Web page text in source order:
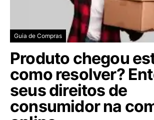
Guia de Compras
Produto chegou
como resolver?
seus direitos de
consumidor na